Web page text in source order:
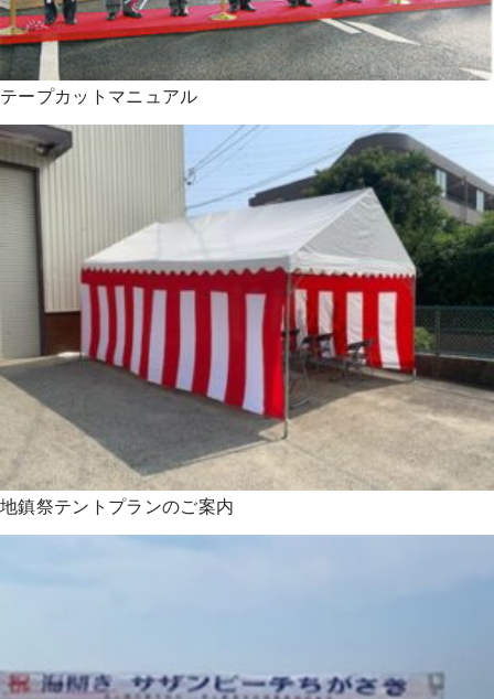
テープカットマニュアル
地鎮祭テントプランのご案内